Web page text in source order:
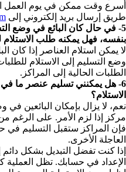
أسرع وقت ممكن في يوم العمل
طريق إرسال بريد إلكتروني إلى
5- في حال كان البائع في وضع
بنفسه، فهل يمكنه طلب الاستلام
لا يمكن استلام العناصر إذا كان
وضع التسليم إلى الاستلام
الطلبات الحالية إلى المراكز.
6- هل يمكنني تسليم عنصر ما
الاستلام؟
نعم، لا يزال بإمكان البائعين
مركز إذا لزم الأمر. على الرغم
فإن المراكز ستقبل التسليم في
العاجلة الأخرى.
إذا كنت تفضل التبديل بشكل
الإعداد في حسابك. تظل العملية